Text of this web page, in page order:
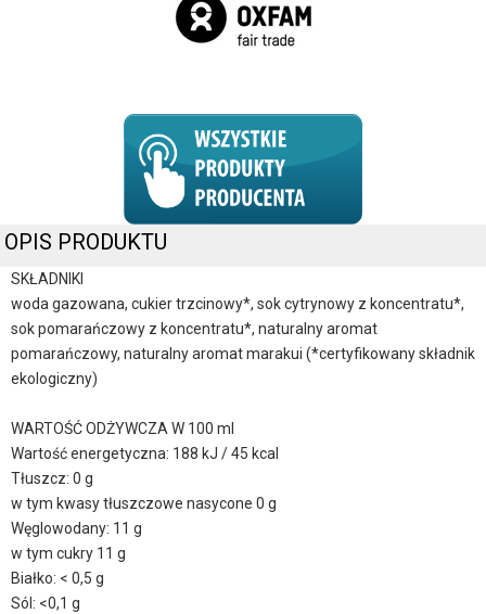
OPIS PRODUKTU
SKŁADNIKI
woda gazowana, cukier trzcinowy*, sok cytrynowy z koncentratu*,
sok pomarańczowy z koncentratu*, naturalny aromat
pomarańczowy, naturalny aromat marakui (*certyfikowany składnik
ekologiczny)
WARTOŚĆ ODŻYWCZA W 100 ml
Wartość energetyczna: 188 kJ / 45 kcal
Tłuszcz: 0 g
w tym kwasy tłuszczowe nasycone 0 g
Węglowodany: 11 g
w tym cukry 11 g
Białko: < 0,5 g
Sól: <0,1 g